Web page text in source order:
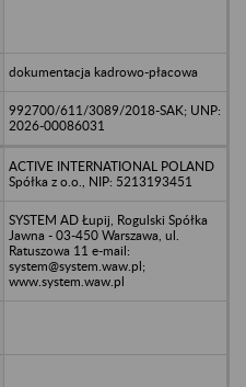
dokumentacja kadrowo-płacowa
992700/611/3089/2018-SAK; UNP:
2026-00086031
ACTIVE INTERNATIONAL POLAND
Spółka z o.o., NIP: 5213193451
SYSTEM AD Łupij, Rogulski Spółka
Jawna - 03-450 Warszawa, ul.
Ratuszowa 11 e-mail:
system@system.waw.pl;
www.system.waw.pl